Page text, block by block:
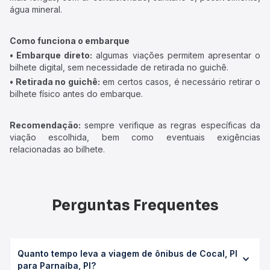
água mineral.
Como funciona o embarque
• Embarque direto: algumas viações permitem apresentar o
bilhete digital, sem necessidade de retirada no guichê.
• Retirada no guichê: em certos casos, é necessário retirar o
bilhete físico antes do embarque.
Recomendação: sempre verifique as regras específicas da
viação escolhida, bem como eventuais exigências
relacionadas ao bilhete.
Perguntas Frequentes
Quanto tempo leva a viagem de ônibus de Cocal, PI
para Parnaíba, PI?